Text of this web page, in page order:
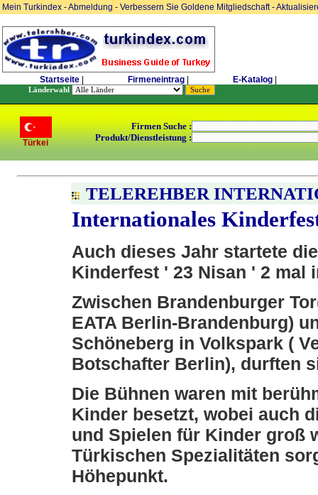
Mein Turkindex -Abmeldung- Verbessern Sie Goldene Mitgliedschaft-
Startseite Firmeneintrag E-Katalog
Länderwahl
Türkei
Firmen Suche :
Produkt/Dienstleistung :
TELEREHBER
Internationales
Auch dieses Jahr startete
Kinderfest ' 23 Nisan ' 2 mal
Zwischen Brandenburger
EATA Berlin-Brandenburg)
Schöneberg in Volkspark (
Botschafter Berlin), durften
Die Bühnen waren mit
Kinder besetzt, wobei auch
und Spielen für Kinder groß
Türkischen Spezialitäten
Höhepunkt.